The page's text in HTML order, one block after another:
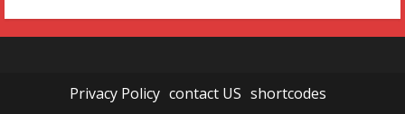
Privacy Policy contact US shortcodes